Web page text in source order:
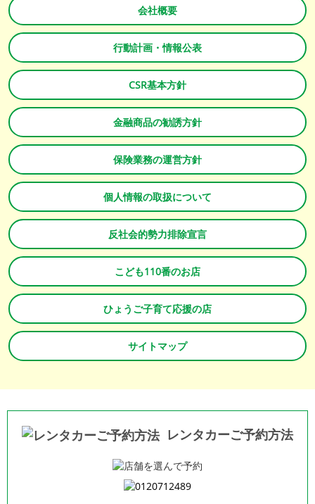
会社概要
行動計画・情報公表
CSR基本方針
金融商品の勧誘方針
保険業務の運営方針
個人情報の取扱について
反社会的勢力排除宣言
こども110番のお店
ひょうご子育て応援の店
サイトマップ
レンタカーご予約方法